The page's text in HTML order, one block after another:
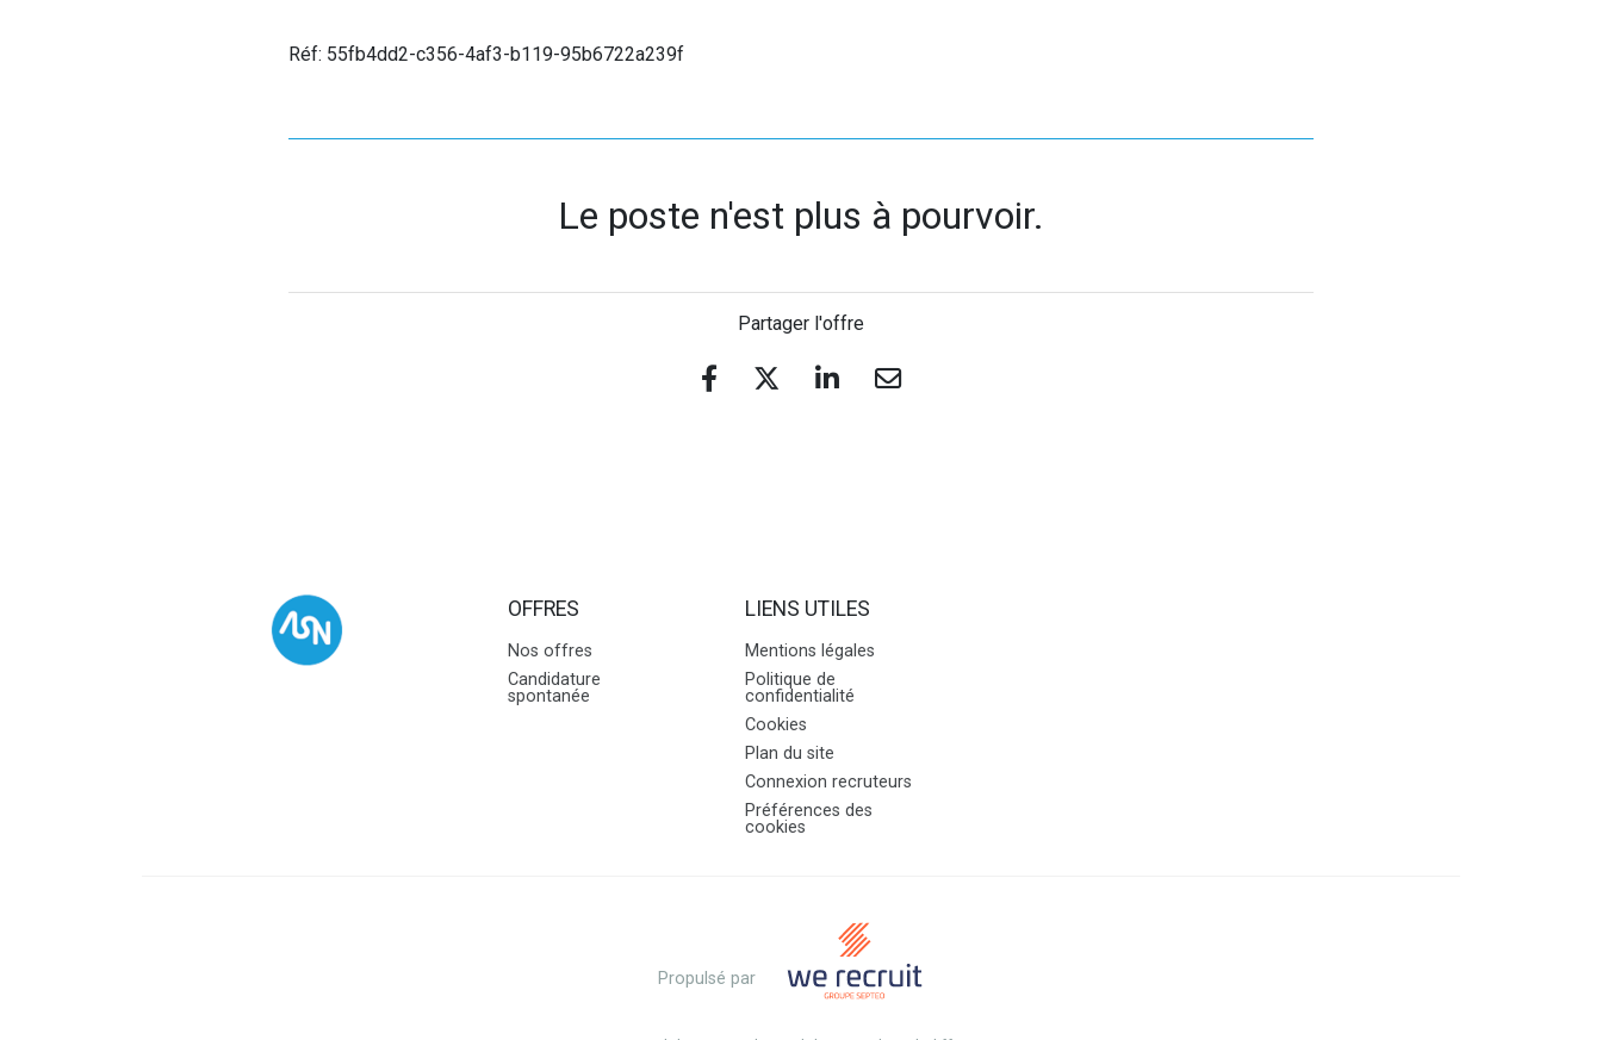
Réf: 55fb4dd2-c356-4af3-b119-95b6722a239f
Le poste n'est plus à pourvoir.
Partager l'offre
OFFRES
Nos offres
Candidature
spontanée
LIENS UTILES
Mentions légales
Politique de
confidentialité
Cookies
Plan du site
Connexion recruteurs
Préférences des
cookies
Propulsé par